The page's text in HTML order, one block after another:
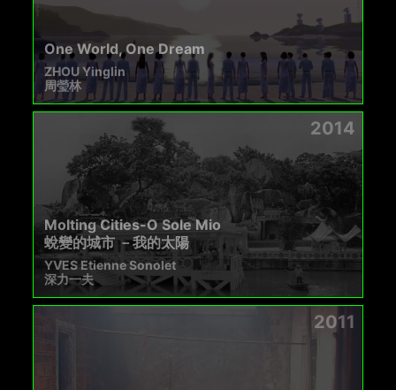
One World, One Dream
ZHOU Yinglin
周瑩林
2014
Molting Cities-O Sole Mio
蛻變的城市 －我的太陽
YVES Etienne Sonolet
深力一夫
2011